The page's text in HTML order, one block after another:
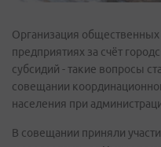
Организация общественных
предприятиях за счёт
субсидий - такие вопросы
совещании
населения при
В совещании приняли